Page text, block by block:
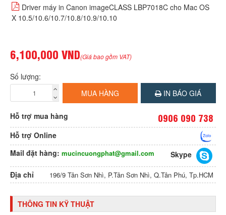
Driver máy in Canon imageCLASS LBP7018C cho Mac OS
X 10.5/10.6/10.7/10.8/10.9/10.10
6,100,000 VND(Giá bao gồm VAT)
Số lượng:
MUA HÀNG
IN BÁO GIÁ
Hỗ trợ mua hàng 0906 090 738
Hỗ trợ Online
Mail đặt hàng: mucincuongphat@gmail.com
Skype
Địa chỉ
196/9 Tân Sơn Nhì, P.Tân Sơn Nhì, Q.Tân Phú, Tp.HCM
THÔNG TIN KỸ THUẬT